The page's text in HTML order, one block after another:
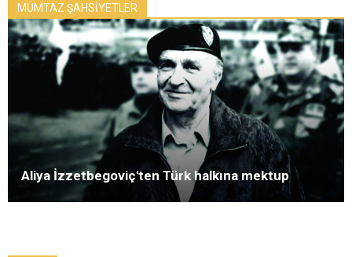
MÜMTAZ ŞAHSİYETLER
Aliya İzzetbegoviç'ten Türk halkına mektup